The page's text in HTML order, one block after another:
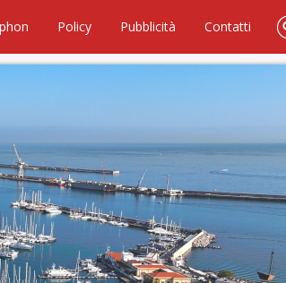
Policy Pubblicità Contatti